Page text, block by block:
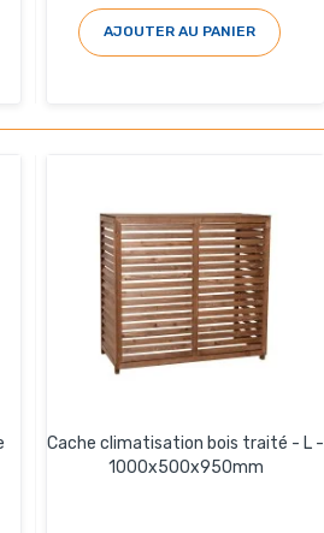
AJOUTER AU PANIER
Cache climatisation bois traité - L -
1000x500x950mm